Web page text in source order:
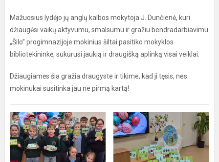
Mažuosius lydėjo jų anglų kalbos mokytoja J. Dunčienė, kuri
džiaugėsi vaikų aktyvumu, smalsumu ir gražiu bendradarbiavimu
„Šilo” progimnazijoje mokinius šiltai pasitiko mokyklos
bibliotekininkė, sukūrusi jaukią ir draugišką aplinką visai veiklai.
Džiaugiamės šia gražia draugyste ir tikime, kad ji tęsis, nes
mokinukai susitinka jau ne pirmą kartą!